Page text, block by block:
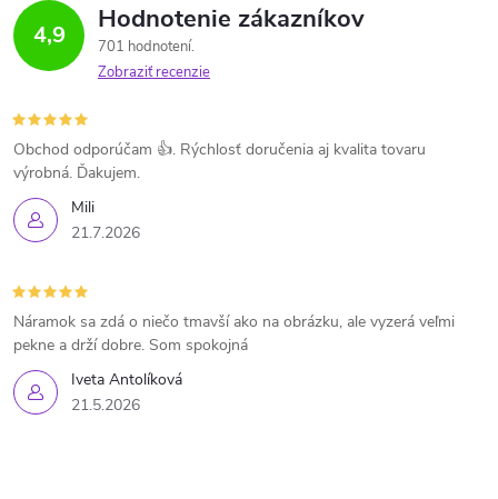
4,9 Hodnotenie zákazníkov
701 hodnotení
Zobraziť recenzie
Mili
21.7.2026
Obchod odporúčam 👍. Rýchlosť doručenia aj kvalita tovaru
výrobná. Ďakujem.
Iveta Antolíková
21.5.2026
Náramok sa zdá o niečo tmavší ako na obrázku, ale vyzerá veľmi
pekne a drží dobre. Som spokojná